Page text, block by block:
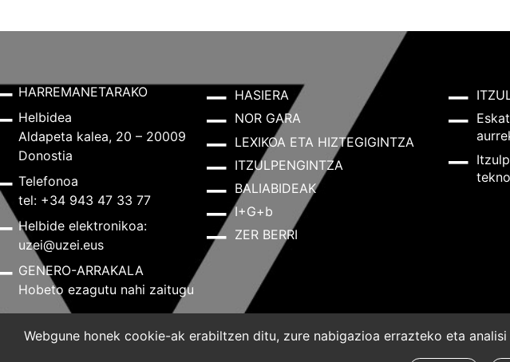
HARREMANETARAKO
Helbidea
Aldapeta kalea, 20 – 20009
Donostia
Telefonoa
tel: +34 943 47 33 77
Helbide elektronikoa:
uzei@uzei.eus
GENERO-ARRAKALA
Hobeto ezagutu nahi zaitugu
HASIERA
NOR GARA
LEXIKOA ETA HIZTEGIGINTZA
ITZULPENGINTZA
BALIABIDEAK
I+G+b
ZER BERRI
Lege-oharra Cookie-politika
Webgune honek cookie-ak erabiltzen ditu, zure nabigazioa errazteko eta